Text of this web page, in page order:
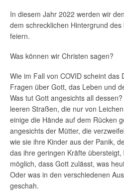
In diesem Jahr 2022 werden wir
dem schrecklichen Hintergrund
feiern.
Was können wir Christen sagen?
Wie im Fall von COVID scheint
Fragen über Gott, das Leben und
Was tut Gott angesichts all
leeren Straßen, die nur von
einige die Hände auf dem Rücken
angesichts der Mütter, die
wie sie ihre Kinder aus der Panik,
das ihre geringen Kräfte
möglich, dass Gott zulässt, was
Oder was in den verschiedenen
geschah.